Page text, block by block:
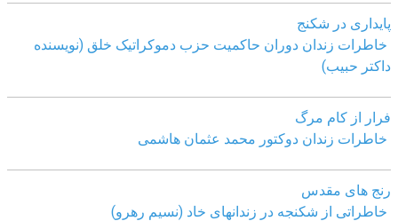
پایداری در شکنج
خاطرات زندان دوران حاکمیت حزب دموکراتیک خلق (نویسنده
داکتر حبیب)
فرار از کام مرگ
خاطرات زندان دوکتور محمد عثمان هاشمی
رنج های مقدس
خاطراتی از شکنجه در زندانهای خاد (نسیم رهرو)